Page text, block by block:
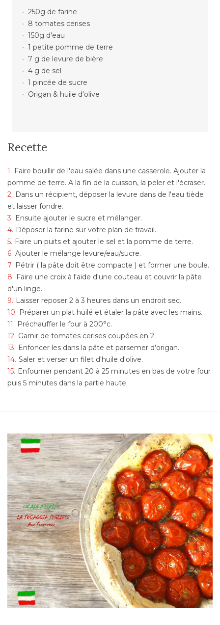
250g de farine
8 tomates cerises
150g d'eau
1 petite pomme de terre
7 g de levure de bière
4 g de sel
1 pincée de sucre
Origan & huile d'olive
Recette
Faire bouillir de l'eau salée dans une casserole. Ajouter la
pomme de terre. A la fin de la cuisson, la peler et l'écraser.
Dans un récipient, déposer la levure dans de l'eau tiède
et laisser fondre.
Ensuite ajouter le sucre et mélanger.
Déposer la farine sur votre plan de travail.
Faire un puits et ajouter le sel et la pomme de terre.
Ajouter le mélange levure/eau/sucre.
Pétrir ( la pâte doit être compacte ) et former une boule.
Faire une croix à l'aide d'une couteau et couvrir la pâte
d'un linge.
Laisser reposer 2 à 3 heures dans un endroit sec.
Préparer un plat huilé et étaler la pâte avec les mains.
Préchauffer le four à 200°c.
Garnir de tomates cerises coupées en 2.
Enfoncer les dans la pâte et parsemer d'origan.
Saler et verser un filet d'huile d'olive.
Enfourner pendant 20 à 25 minutes en bas de votre four
puis 5 minutes dans la partie haute.